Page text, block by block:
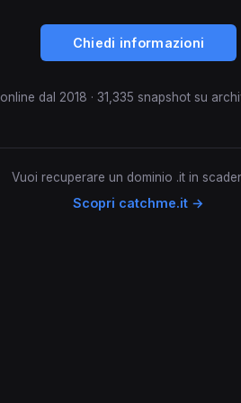
Chiedi informazioni
online dal 2018 · 31,335 snapshot su
Vuoi recuperare un dominio .it in
Scopri catchme.it →